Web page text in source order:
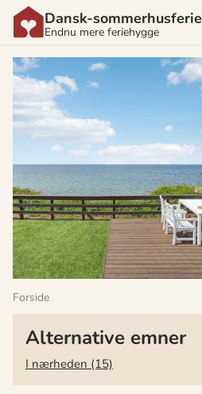
Dansk-sommerhusferie
Endnu mere feriehygge
Forside
Alternative emner
I nærheden (15)